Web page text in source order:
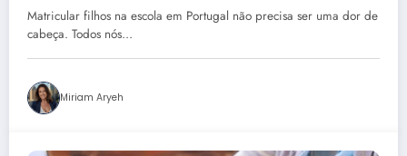
Matricular filhos na escola em Portugal não precisa ser uma dor de
cabeça. Todos nós…
Miriam Aryeh